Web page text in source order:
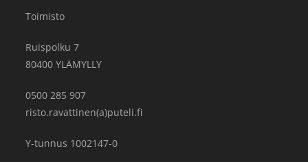
Toimisto
Ruispolku 7
80400 YLÄMYLLY
0500 285 907
risto.ravattinen(a)puteli.fi
Y-tunnus 1002147-0